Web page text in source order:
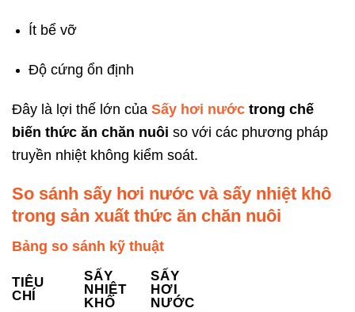
Ít bể vỡ
Độ cứng ổn định
Đây là lợi thế lớn của Sấy hơi nước trong chế
biến thức ăn chăn nuôi so với các phương pháp
truyền nhiệt không kiểm soát.
So sánh sấy hơi nước và sấy nhiệt khô
trong sản xuất thức ăn chăn nuôi
Bảng so sánh kỹ thuật
TIÊU
CHÍ
SẤY
NHIỆT
KHÔ
SẤY
HƠI
NƯỚC